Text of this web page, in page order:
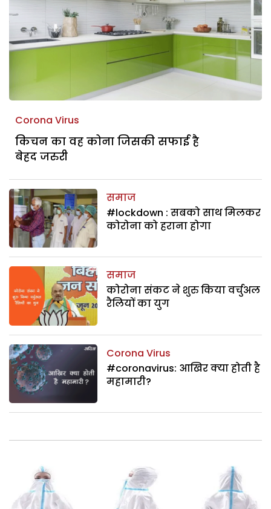
Corona Virus
किचन का वह कोना जिसकी सफाई है
बेहद जरुरी
समाज
#lockdown : सबको साथ मिलकर
कोरोना को हराना होगा
समाज
कोरोना संकट ने शुरु किया वर्चुअल
रैलियों का युग
Corona Virus
#coronavirus: आखिर क्या होती है
महामारी?